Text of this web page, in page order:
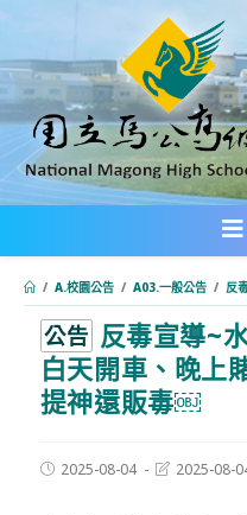
轉
主
要
內
/ A.校園公告 / A03.一般公告 / 反
公告 反毒宣導~
白天開車、晚上
提神還販毒￼
Post2025-08-04
Post2025-08-